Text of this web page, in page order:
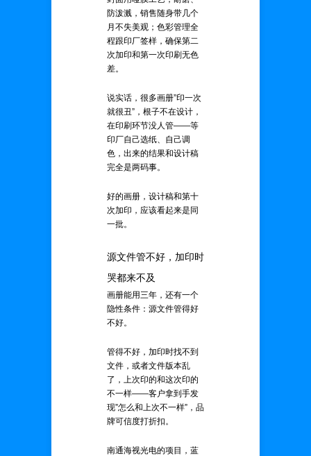
防泼溅，销售随身带几个
月不失美观；色彩管理全
程跟印厂签样，确保第二
次加印和第一次印刷无色
差。
说实话，很多画册”印一次
就很丑”，根子不在设计，
在印刷环节没人管——等
印厂自己选纸、自己调
色，出来的结果和设计稿
完全是两码事。
好的画册，设计稿和第十
次加印，应该看起来是同
一批。
源文件管不好，加印时
哭都来不及
画册能用三年，还有一个
隐性条件：源文件管得好
不好。
管得不好，加印时找不到
文件，或者文件版本乱
了，上次印的和这次印的
不一样——客户拿到手发
现”怎么和上次不一样”，品
牌可信度打折扣。
南通海视光电的项目，蓝